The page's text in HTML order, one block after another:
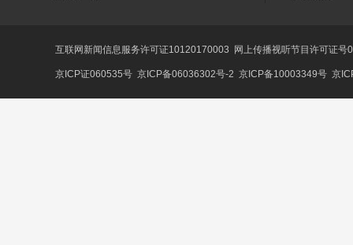
互联网新闻信息服务许可证10120170003 网上传播视听节目许可证
京ICP证060535号 京ICP备06036302号-2 京ICP备10003349号 京